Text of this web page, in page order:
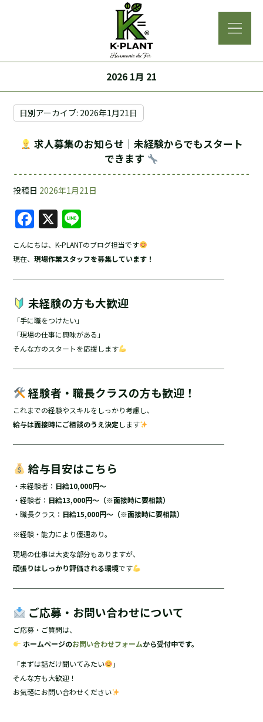
2026 1月 21
日別アーカイブ: 2026年1月21日
求人募集のお知らせ｜未経験からでもスタート
できます
投稿日 2026年1月21日
F
a
c
e
b
o
o
k
X
n
e
こんにちは、K-PLANTのブログ担当です
現在、現場作業スタッフを募集しています！
──────────────────────────────
未経験の方も大歓迎
「手に職をつけたい」
「現場の仕事に興味がある」
そんな方のスタートを応援します
──────────────────────────────
経験者・職長クラスの方も歓迎！
これまでの経験やスキルをしっかり考慮し、
給与は面接時にご相談のうえ決定します
──────────────────────────────
給与目安はこちら
・未経験者： 日給10,000円〜
・経験者： 日給13,000円〜（※面接時に要相談）
・職長クラス： 日給15,000円〜（※面接時に要相談）
※経験・能力により優遇あり。
現場の仕事は大変な部分もありますが、
頑張りはしっかり評価される環境です
──────────────────────────────
ご応募・お問い合わせについて
ご応募・ご質問は、
ホームページのお問い合わせフォームから受付中です。
「まずは話だけ聞いてみたい
」
そんな方も大歓迎！
お気軽にお問い合わせください